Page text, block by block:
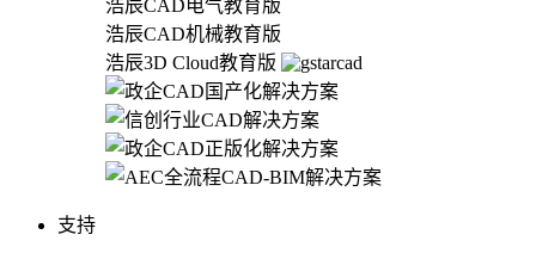
浩辰CAD电气教育版
浩辰CAD机械教育版
浩辰3D Cloud教育版
支持